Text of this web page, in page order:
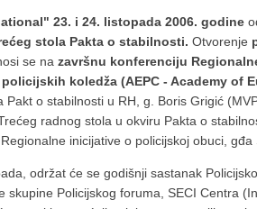
23. i 24. listopada 2006. godine
stola Pakta o stabilnosti. Otvorenje
se na završnu konferenciju
koledža (AEPC - Academy of
o stabilnosti u RH, g. Boris Grigić
radnog stola u okviru Pakta o
inicijative o policijskoj obuci, gđa
održat će se godišnji sastanak
skupine Policijskog foruma, SECI Centra